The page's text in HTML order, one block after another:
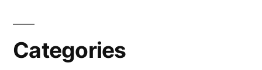
Categories